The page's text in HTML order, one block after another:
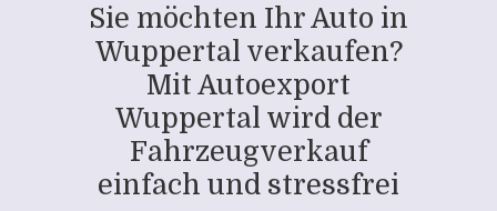
Sie möchten Ihr Auto in
Wuppertal verkaufen?
Mit Autoexport
Wuppertal wird der
Fahrzeugverkauf
einfach und stressfrei